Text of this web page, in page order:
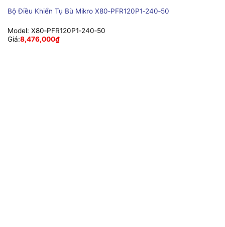
Bộ Điều Khiển Tụ Bù Mikro X80‑PFR120P1‑240‑50
Model: X80‑PFR120P1‑240‑50
Giá:8,476,000₫